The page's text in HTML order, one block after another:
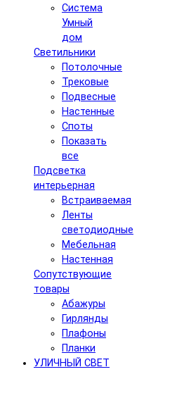
Система
Умный
дом
Светильники
Потолочные
Трековые
Подвесные
Настенные
Споты
Показать
все
Подсветка
интерьерная
Встраиваемая
Ленты
светодиодные
Мебельная
Настенная
Сопутствующие
товары
Абажуры
Гирлянды
Плафоны
Планки
УЛИЧНЫЙ СВЕТ